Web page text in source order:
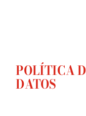
POLÍTICA
DATOS